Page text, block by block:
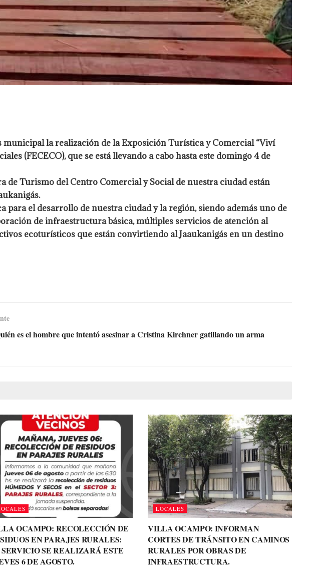
la realización de la Exposición Turística y Comercial “Viví
(FECECO), que se está llevando a cabo hasta este domingo 4 de
Turismo del Centro Comercial y Social de nuestra ciudad están
el desarrollo de nuestra ciudad y la región, siendo además uno de
de infraestructura básica, múltiples servicios de atención al
ecoturísticos que están convirtiendo al Jaaukanigás en un destino
es el hombre que intentó asesinar a Cristina Kirchner gatillando un arma
OCAMPO: RECOLECCIÓN DE
EN PARAJES RURALES:
SE REALIZARÁ ESTE
6 DE AGOSTO.
LOCALES
VILLA OCAMPO: INFORMAN
CORTES DE TRÁNSITO EN CAMINOS
RURALES POR OBRAS DE
INFRAESTRUCTURA.